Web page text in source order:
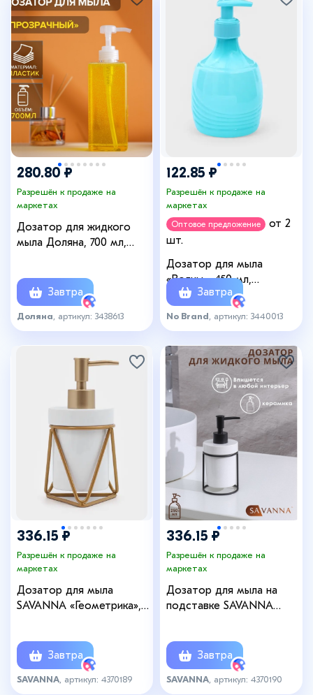
280.80 ₽
Разрешён к продаже на
маркетах
Дозатор для жидкого
мыла Доляна, 700 мл,
Завтра
Доляна , артикул: 3438613
122.85 ₽
Разрешён к продаже на
маркетах
Оптовое предложение
от 2
шт.
Дозатор для мыла
«Волны», 450 мл,
7.8×7.8×15.5, бирюзовый
Завтра
No Brand , артикул: 3440013
336.15 ₽
Разрешён к продаже на
маркетах
Дозатор для мыла
SAVANNA «Геометрика»,
Завтра
SAVANNA , артикул: 4370189
336.15 ₽
Разрешён к продаже на
маркетах
Дозатор для мыла на
подставке SAVANNA
Завтра
SAVANNA , артикул: 4370190